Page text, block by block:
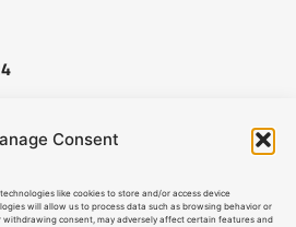
Consent
like cookies to store and/or access device
will allow us to process data such as browsing behavior or
withdrawing consent, may adversely affect certain features and